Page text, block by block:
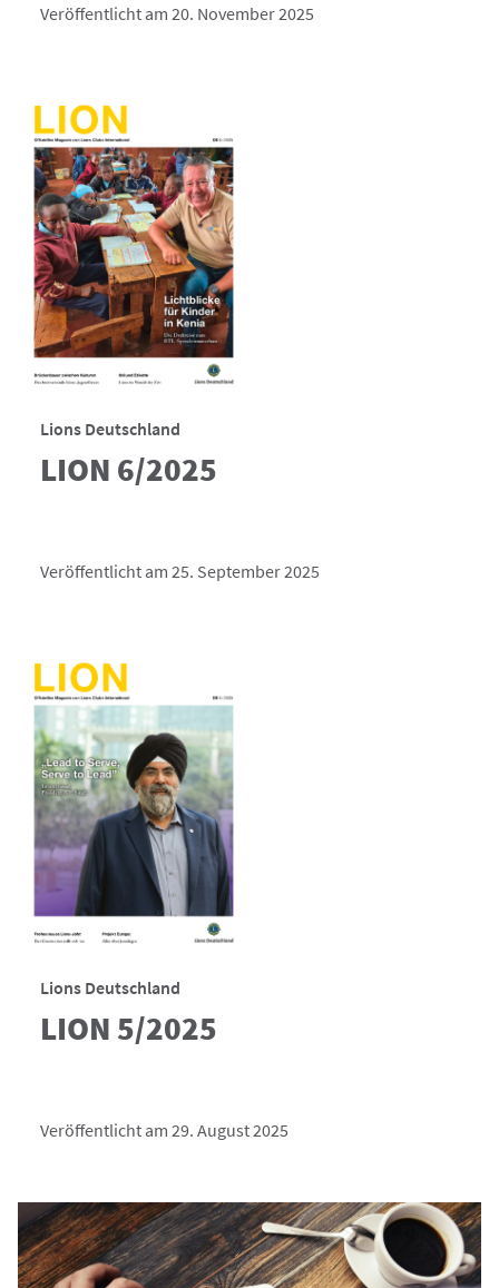
Veröffentlicht am 20. November 2025
Lions Deutschland
LION 6/2025
Veröffentlicht am 25. September 2025
Lions Deutschland
LION 5/2025
Veröffentlicht am 29. August 2025